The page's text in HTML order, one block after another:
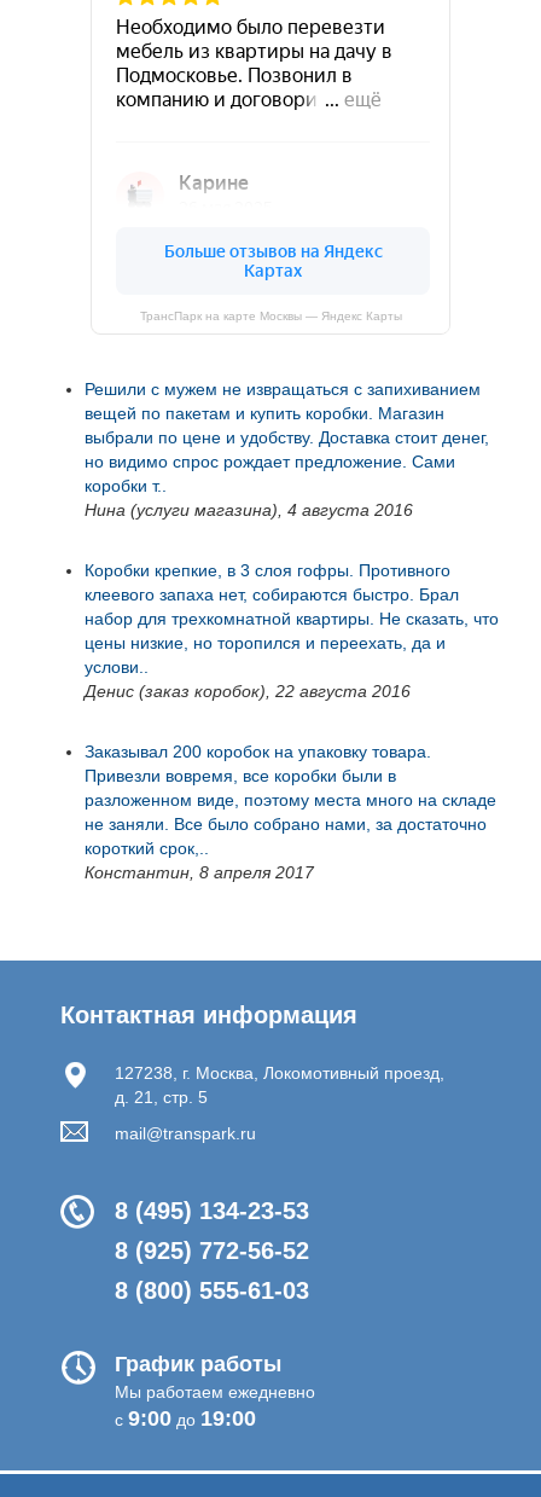
ТрансПарк на карте Москвы — Яндекс Карты
Решили с мужем не извращаться с запихиванием
вещей по пакетам и купить коробки. Магазин
выбрали по цене и удобству. Доставка стоит денег,
но видимо спрос рождает предложение. Сами
коробки т..
Нина (услуги магазина), 4 августа 2016
Коробки крепкие, в 3 слоя гофры. Противного
клеевого запаха нет, собираются быстро. Брал
набор для трехкомнатной квартиры. Не сказать, что
цены низкие, но торопился и переехать, да и
услови..
Денис (заказ коробок), 22 августа 2016
Заказывал 200 коробок на упаковку товара.
Привезли вовремя, все коробки были в
разложенном виде, поэтому места много на складе
не заняли. Все было собрано нами, за достаточно
короткий срок,..
Константин, 8 апреля 2017
Контактная информация
127238, г. Москва, Локомотивный проезд,
д. 21, стр. 5
mail@transpark.ru
8 (495) 134-23-53
8 (925) 772-56-52
8 (800) 555-61-03
График работы
Мы работаем ежедневно
с 9:00 до 19:00